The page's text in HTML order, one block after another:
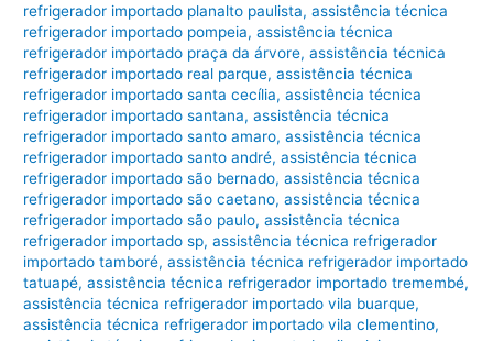
refrigerador importado planalto paulista,assistência técnica
refrigerador importado pompeia,assistência técnica
refrigerador importado praça da árvore,assistência técnica
refrigerador importado real parque,assistência técnica
refrigerador importado santa cecília,assistência técnica
refrigerador importado santana,assistência técnica
refrigerador importado santo amaro,assistência técnica
refrigerador importado santo andré,assistência técnica
refrigerador importado são bernado,assistência técnica
refrigerador importado são caetano,assistência técnica
refrigerador importado são paulo,assistência técnica
refrigerador importado sp,assistência técnica refrigerador
importado tamboré,assistência técnica refrigerador importado
tatuapé,assistência técnica refrigerador importado tremembé,
assistência técnica refrigerador importado vila buarque,
assistência técnica refrigerador importado vila clementino,